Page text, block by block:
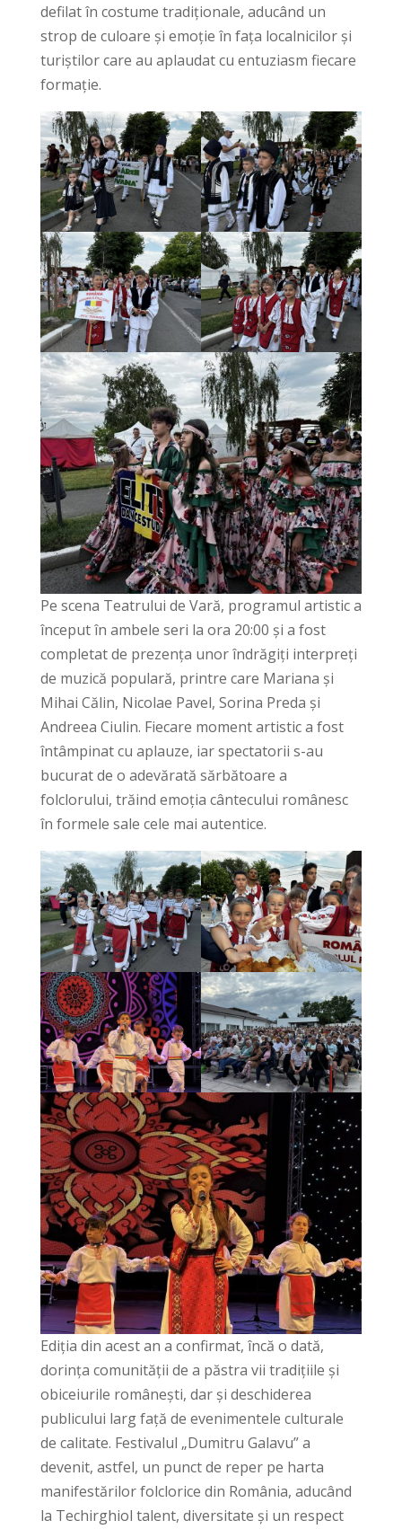
defilat în costume tradiționale, aducând un
strop de culoare și emoție în fața localnicilor și
turiștilor care au aplaudat cu entuziasm fiecare
formație.
Pe scena Teatrului de Vară, programul artistic a
început în ambele seri la ora 20:00 și a fost
completat de prezența unor îndrăgiți interpreți
de muzică populară, printre care Mariana și
Mihai Călin, Nicolae Pavel, Sorina Preda și
Andreea Ciulin. Fiecare moment artistic a fost
întâmpinat cu aplauze, iar spectatorii s-au
bucurat de o adevărată sărbătoare a
folclorului, trăind emoția cântecului românesc
în formele sale cele mai autentice.
Ediția din acest an a confirmat, încă o dată,
dorința comunității de a păstra vii tradițiile și
obiceiurile românești, dar și deschiderea
publicului larg față de evenimentele culturale
de calitate. Festivalul „Dumitru Galavu” a
devenit, astfel, un punct de reper pe harta
manifestărilor folclorice din România, aducând
la Techirghiol talent, diversitate și un respect